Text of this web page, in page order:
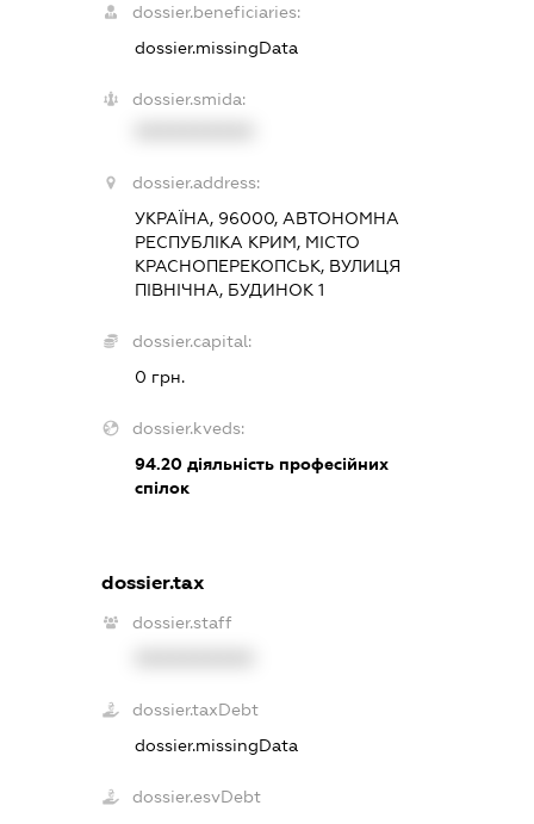
dossier.beneficiaries:
dossier.missingData
dossier.smida:
dossier.address:
УКРАЇНА, 96000, АВТОНОМНА
РЕСПУБЛІКА КРИМ, МІСТО
КРАСНОПЕРЕКОПСЬК, ВУЛИЦЯ
ПІВНІЧНА, БУДИНОК 1
dossier.capital:
0 грн.
dossier.kveds:
94.20 діяльність професійних
спілок
dossier.tax
dossier.staff
dossier.taxDebt
dossier.missingData
dossier.esvDebt